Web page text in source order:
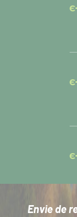
Envie de